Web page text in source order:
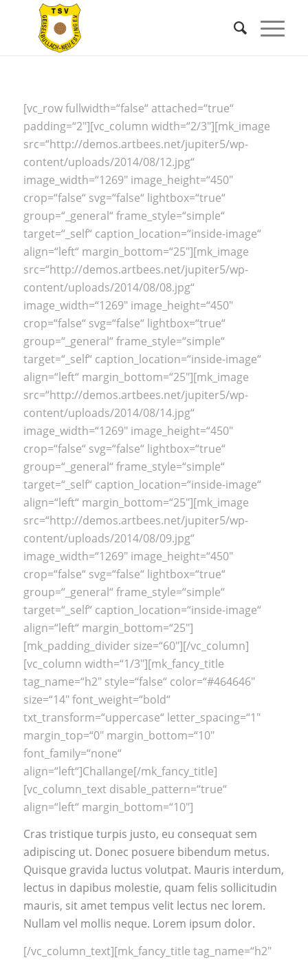
[vc_row fullwidth=“false“ attached=“true“
padding=“2″][vc_column width=“2/3″][mk_image
src=“http://demos.artbees.net/jupiter5/wp-
content/uploads/2014/08/12.jpg“
image_width=“1269″ image_height=“450″
crop=“false“ svg=“false“ lightbox=“true“
group=“_general“ frame_style=“simple“
target=“_self“ caption_location=“inside-image“
align=“left“ margin_bottom=“25″][mk_image
src=“http://demos.artbees.net/jupiter5/wp-
content/uploads/2014/08/08.jpg“
image_width=“1269″ image_height=“450″
crop=“false“ svg=“false“ lightbox=“true“
group=“_general“ frame_style=“simple“
target=“_self“ caption_location=“inside-image“
align=“left“ margin_bottom=“25″][mk_image
src=“http://demos.artbees.net/jupiter5/wp-
content/uploads/2014/08/14.jpg“
image_width=“1269″ image_height=“450″
crop=“false“ svg=“false“ lightbox=“true“
group=“_general“ frame_style=“simple“
target=“_self“ caption_location=“inside-image“
align=“left“ margin_bottom=“25″][mk_image
src=“http://demos.artbees.net/jupiter5/wp-
content/uploads/2014/08/09.jpg“
image_width=“1269″ image_height=“450″
crop=“false“ svg=“false“ lightbox=“true“
group=“_general“ frame_style=“simple“
target=“_self“ caption_location=“inside-image“
align=“left“ margin_bottom=“25″]
[mk_padding_divider size=“60″][/vc_column]
[vc_column width=“1/3″][mk_fancy_title
tag_name=“h2″ style=“false“ color=“#464646″
size=“14″ font_weight=“bold“
txt_transform=“uppercase“ letter_spacing=“1″
margin_top=“0″ margin_bottom=“10″
font_family=“none“
align=“left“]Challange[/mk_fancy_title]
[vc_column_text disable_pattern=“true“
align=“left“ margin_bottom=“10″]
Cras tristique turpis justo, eu consequat sem
adipiscing ut. Donec posuere bibendum metus.
Quisque gravida luctus volutpat. Mauris interdum,
lectus in dapibus molestie, quam felis sollicitudin
mauris, sit amet tempus velit lectus nec lorem.
Nullam vel mollis neque. Lorem ipsum dolor.
[/vc_column_text][mk_fancy_title tag_name=“h2″